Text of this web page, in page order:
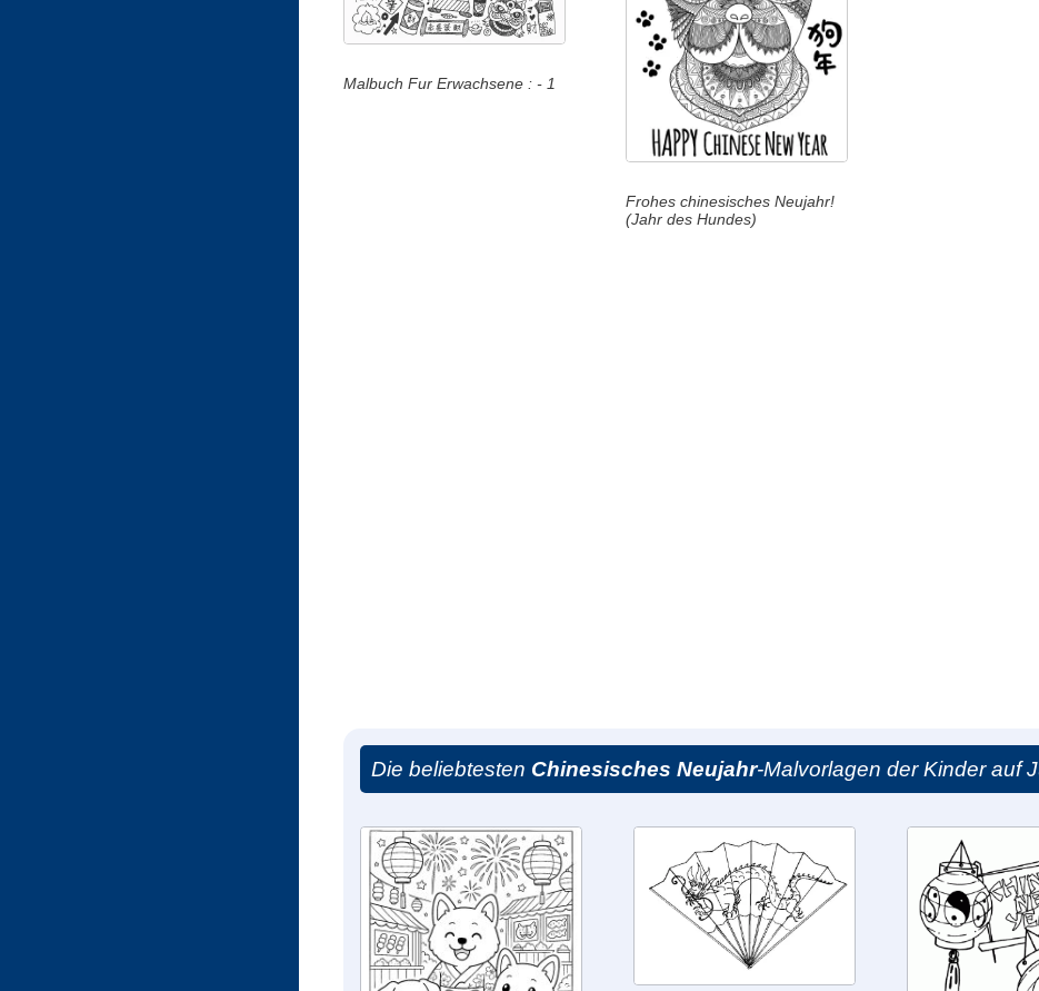
Malbuch Fur Erwachsene : - 1
Frohes chinesisches Neujahr!
(Jahr des Hundes)
Die beliebtesten Chinesisches Neujahr-Malvorlagen der Kinder auf